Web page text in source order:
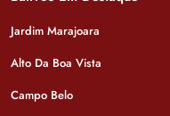
Jardim Marajoara
Alto Da Boa Vista
Campo Belo